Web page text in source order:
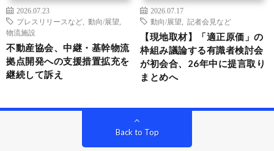
2026.07.23
プレスリリースなど
動向/展望
物流施設
不動産協会、中継・基幹物流
拠点開発への支援措置拡充を
継続して訴え
2026.07.17
動向/展望
記者会見など
【現地取材】「適正原価」の
枠組み議論する有識者検討会
が初会合、26年中に提言取り
まとめへ
Back to Top